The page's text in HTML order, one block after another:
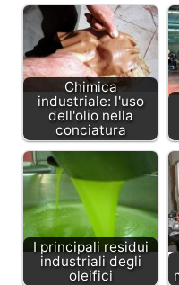
Chimica
industriale: l'uso
dell'olio nella
conciatura
I principali residui
industriali degli
oleifici